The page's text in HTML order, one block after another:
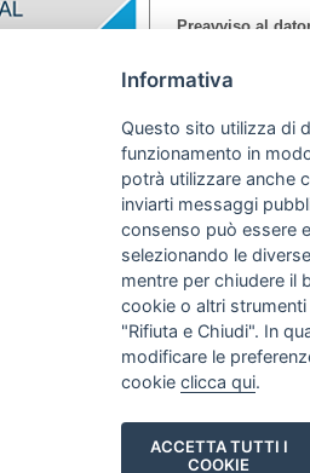
Preavviso al
termine non
La fruizione del
del bambino
criteri.
Congedo
Il decreto
del congedo
rapporto a tempo
Le lavoratrici
consulenza e
maternità/
Informativa
Questo sito utilizza di
funzionamento in
potrà utilizzare anche
inviarti messaggi
consenso può essere
selezionando le
mentre per chiudere il
cookie o altri
"Rifiuta e Chiudi". In
modificare le
cookie clicca qui.
ACCETTA TUTTI I
COOKIE